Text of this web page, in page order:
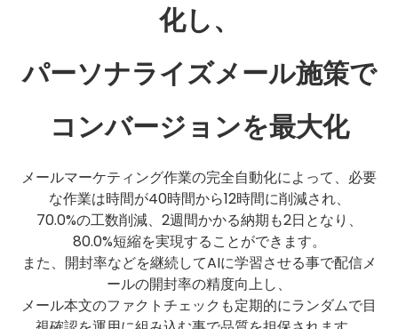
化し、
パーソナライズメール施策で
コンバージョンを最大化
メールマーケティング作業の完全自動化によって、必要
な作業は時間が40時間から12時間に削減され、
70.0%の工数削減、2週間かかる納期も2日となり、
80.0%短縮を実現することができます。
また、開封率などを継続してAIに学習させる事で配信メ
ールの開封率の精度向上し、
メール本文のファクトチェックも定期的にランダムで目